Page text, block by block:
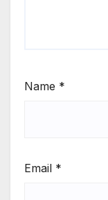
Name *
Email *